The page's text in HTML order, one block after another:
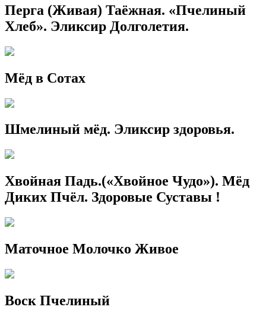
Перга (Живая) Таёжная. «Пчелиный
Хлеб». Эликсир Долголетия.
Мёд в Сотах
Шмелиный мёд. Эликсир здоровья.
Хвойная Падь.(«Хвойное Чудо»). Мёд
Диких Пчёл. Здоровые Суставы !
Маточное Молочко Живое
Воск Пчелиный